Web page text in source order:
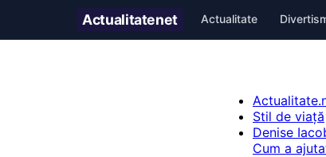
Actualitatenet Actualitate
Stil de viață
Denise
Cum a